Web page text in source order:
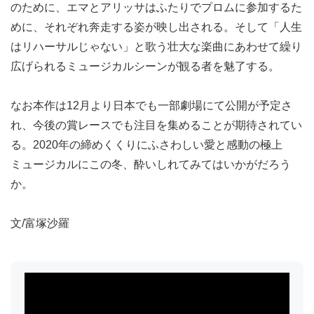
のために、エマとアリッサはふたりでプロムに参加するた
めに、それぞれ奔走する姿が映し出される。そして「人生
はリハーサルじゃない」と歌う壮大な楽曲にあわせて繰り
広げられるミュージカルシーンが観る者を魅了する。
なお本作は12月より日本でも一部劇場にて公開が予定さ
れ、今後の賞レースでも注目を集めることが期待されてい
る。2020年の締めくくりにふさわしい愛と感動の極上
ミュージカルにこの冬、酔いしれてみてはいかがだろう
か。
文/富塚沙羅